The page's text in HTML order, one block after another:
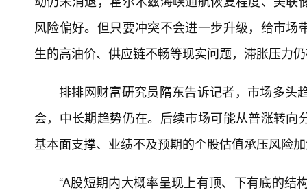
风险偏好。但只要冲突不会进一步升级，给市
生的高油价、供应链不畅等现实问题，滞胀压力
排排网财富研究员隋东告诉记者，市场多头
会，中长期趋势仍在。后续市场可能从普涨转
基本面支撑、业绩不及预期的个股估值承压风险
“A股短期内大概率呈现上有顶、下有底的